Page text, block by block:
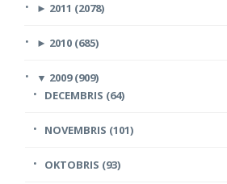
► 2011 (2078)
► 2010 (685)
▼ 2009 (909)
DECEMBRIS (64)
NOVEMBRIS (101)
OKTOBRIS (93)